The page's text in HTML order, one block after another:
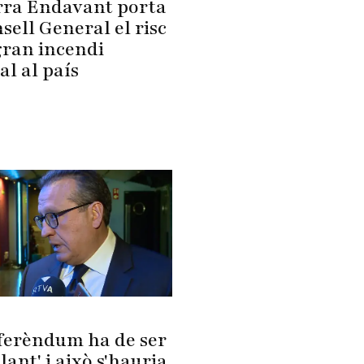
Endavant porta
General el risc
incendi
al país
ha de ser